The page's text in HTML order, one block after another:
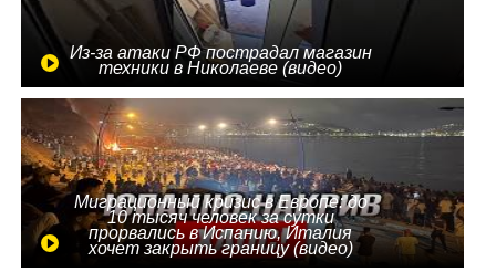
Из-за атаки РФ пострадал магазин
техники в Николаеве (видео)
Миграционный кризис в Европе: до
10 тысяч человек за сутки
прорвались в Испанию, Италия
хочет закрыть границу (видео)